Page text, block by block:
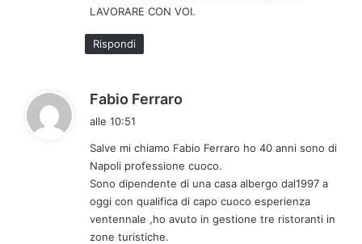
t
LAVORARE CON VOI.
Rispondi
Fabio Ferraro
e
t
t
o
:
alle 10:51
Salve mi chiamo Fabio Ferraro ho 40 anni sono di
Napoli professione cuoco.
Sono dipendente di una casa albergo dal1997 a
oggi con qualifica di capo cuoco esperienza
ventennale ,ho avuto in gestione tre ristoranti in
zone turistiche.